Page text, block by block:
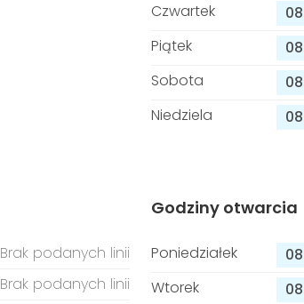
Czwartek
Piątek
Sobota
Niedziela
Brak podanych linii
Brak podanych linii
Godziny otwarcia
Poniedziałek
Wtorek